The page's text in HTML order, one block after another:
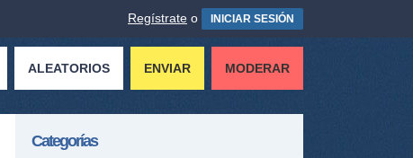
Regístrate o INICIAR SESIÓN
ALEATORIOS ENVIAR MODERAR
Categorías